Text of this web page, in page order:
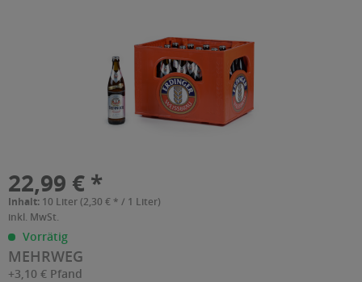
22,99 € *
Inhalt: 10 Liter (2,30 € * / 1 Liter)
inkl. MwSt.
Vorrätig
MEHRWEG
+3,10 € Pfand